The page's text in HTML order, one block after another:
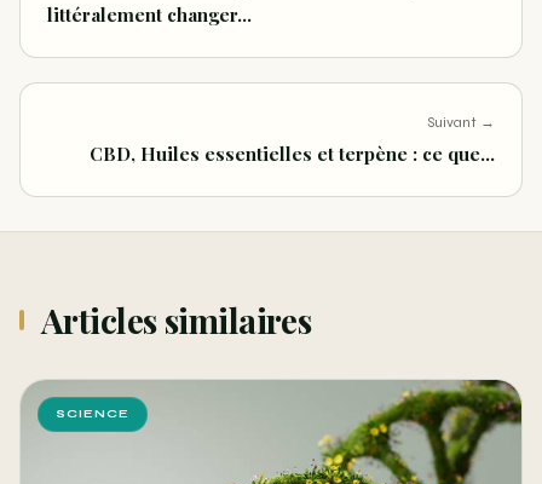
littéralement changer…
Suivant →
CBD, Huiles essentielles et terpène : ce que…
Articles similaires
SCIENCE